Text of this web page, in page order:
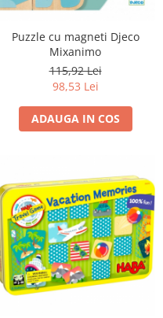
Puzzle cu magneti Djeco
Mixanimo
115,92 Lei
98,53 Lei
ADAUGA IN COS